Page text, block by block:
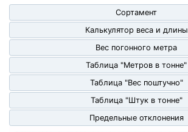
Сортамент
Калькулятор веса и длины
Вес погонного метра
Таблица "Метров в тонне"
Таблица "Вес поштучно"
Таблица "Штук в тонне"
Предельные отклонения